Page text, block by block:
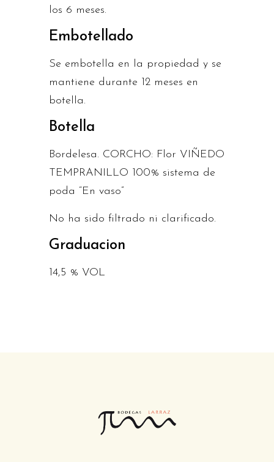
los 6 meses.
Embotellado
Se embotella en la propiedad y se
mantiene durante 12 meses en
botella.
Botella
Bordelesa. CORCHO: Flor VIÑEDO
TEMPRANILLO 100% sistema de
poda “En vaso”
No ha sido filtrado ni clarificado.
Graduacion
14,5 % VOL